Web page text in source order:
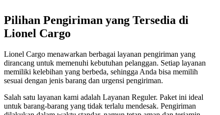
Pilihan Pengiriman yang Tersedia di
Lionel Cargo
Lionel Cargo menawarkan berbagai layanan pengiriman yang
dirancang untuk memenuhi kebutuhan pelanggan. Setiap layanan
memiliki kelebihan yang berbeda, sehingga Anda bisa memilih
sesuai dengan jenis barang dan urgensi pengiriman.
Salah satu layanan kami adalah Layanan Reguler. Paket ini ideal
untuk barang-barang yang tidak terlalu mendesak. Pengiriman